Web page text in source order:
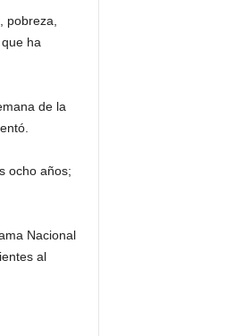
pobreza,
ha
de la
ocho años;
Nacional
al